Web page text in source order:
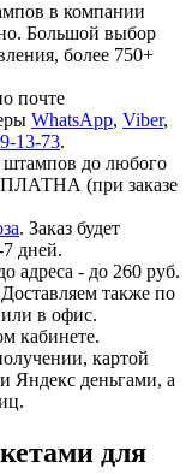
в компании
Большой выбор
более 750+
почте
WhatsApp, Viber,
13-73.
штампов до любого
(при заказе
. Заказ будет
дней.
адреса - до 260 руб.
также по
в офис.
кабинете.
картой
Яндекс деньгами, а
для